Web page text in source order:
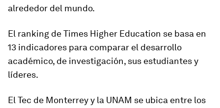
alrededor del mundo.
El ranking de Times Higher Education se basa en
13 indicadores para comparar el desarrollo
académico, de investigación, sus estudiantes y
líderes.
El Tec de Monterrey y la UNAM se ubica entre los